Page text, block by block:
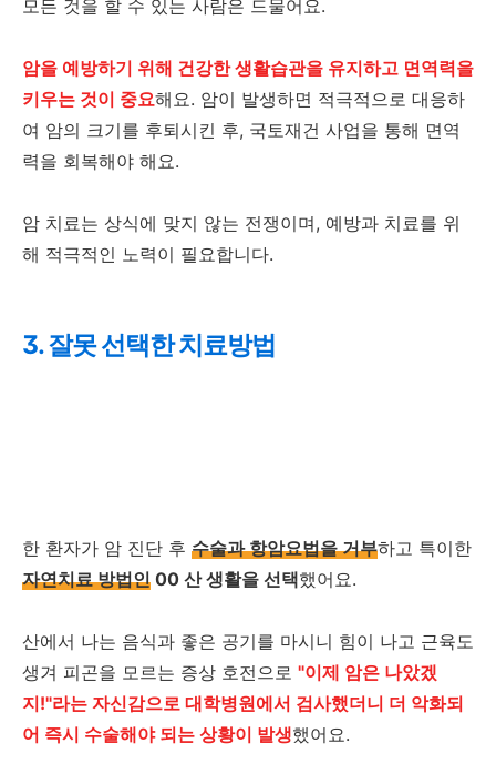
모든 것을 할 수 있는 사람은 드물어요.
암을 예방하기 위해 건강한 생활습관을 유지하고 면역력을
키우는 것이 중요해요. 암이 발생하면 적극적으로 대응하
여 암의 크기를 후퇴시킨 후, 국토재건 사업을 통해 면역
력을 회복해야 해요.
암 치료는 상식에 맞지 않는 전쟁이며, 예방과 치료를 위
해 적극적인 노력이 필요합니다.
3. 잘못 선택한 치료방법
한 환자가 암 진단 후 수술과 항암요법을 거부하고 특이한
자연치료 방법인 00 산 생활을 선택했어요.
산에서 나는 음식과 좋은 공기를 마시니 힘이 나고 근육도
생겨 피곤을 모르는 증상 호전으로 "이제 암은 나았겠
지!"라는 자신감으로 대학병원에서 검사했더니 더 악화되
어 즉시 수술해야 되는 상황이 발생했어요.